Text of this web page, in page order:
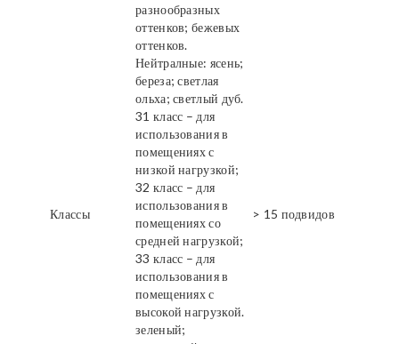
разнообразных
оттенков; бежевых
оттенков.
Нейтралные: ясень;
береза; светлая
ольха; светлый дуб.
Классы
31 класс – для
использования в
помещениях с
низкой нагрузкой;
32 класс – для
использования в
помещениях со
средней нагрузкой;
33 класс – для
использования в
помещениях с
высокой нагрузкой.
> 15 подвидов
зеленый;